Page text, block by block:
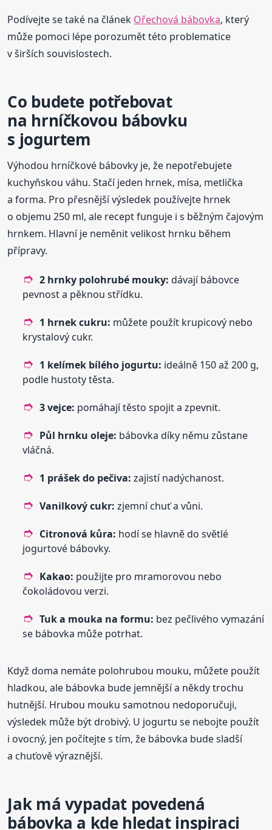
Podívejte se také na článek Ořechová bábovka, který
může pomoci lépe porozumět této problematice
v širších souvislostech.
Co budete potřebovat
na hrníčkovou bábovku
s jogurtem
Výhodou hrníčkové bábovky je, že nepotřebujete
kuchyňskou váhu. Stačí jeden hrnek, mísa, metlička
a forma. Pro přesnější výsledek používejte hrnek
o objemu 250 ml, ale recept funguje i s běžným čajovým
hrnkem. Hlavní je neměnit velikost hrnku během
přípravy.
2 hrnky polohrubé mouky: dávají bábovce
pevnost a pěknou střídku.
1 hrnek cukru: můžete použít krupicový nebo
krystalový cukr.
1 kelímek bílého jogurtu: ideálně 150 až 200 g,
podle hustoty těsta.
3 vejce: pomáhají těsto spojit a zpevnit.
Půl hrnku oleje: bábovka díky němu zůstane
vláčná.
1 prášek do pečiva: zajistí nadýchanost.
Vanilkový cukr: zjemní chuť a vůni.
Citronová kůra: hodí se hlavně do světlé
jogurtové bábovky.
Kakao: použijte pro mramorovou nebo
čokoládovou verzi.
Tuk a mouka na formu: bez pečlivého vymazání
se bábovka může potrhat.
Když doma nemáte polohrubou mouku, můžete použít
hladkou, ale bábovka bude jemnější a někdy trochu
hutnější. Hrubou mouku samotnou nedoporučuji,
výsledek může být drobivý. U jogurtu se nebojte použít
i ovocný, jen počítejte s tím, že bábovka bude sladší
a chuťově výraznější.
Jak má vypadat povedená
bábovka a kde hledat inspiraci